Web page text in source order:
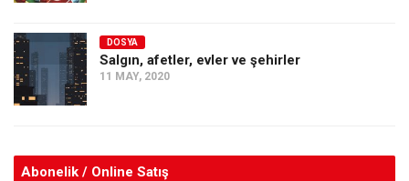
DOSYA
Salgın, afetler, evler ve şehirler
11 MAY, 2020
Abonelik / Online Satış